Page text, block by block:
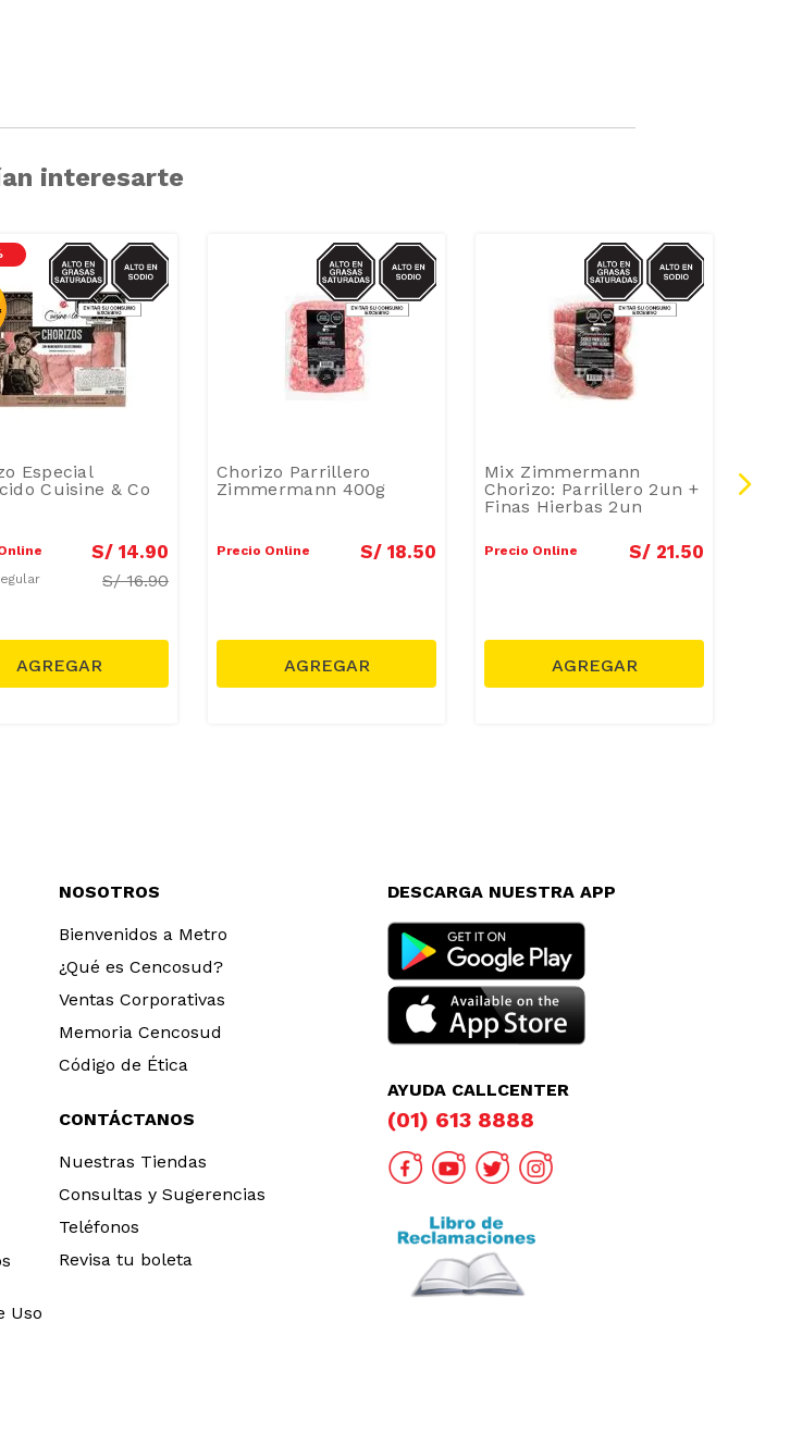
interesarte
SODIO/GRASAS-
SAT
Especial
Cuisine & Co
S/ 14.90
S/16.90
SODIO/GRASAS-
SAT
Chorizo Parrillero
Zimmermann 400g
Precio Online S/ 18.50
SODIO/GRASAS-
SAT
Mix Zimmermann
Chorizo: Parrillero 2un +
Finas Hierbas 2un
Precio Online S/ 21.50
Uso
NOSOTROS
Bienvenidos a Metro
¿Qué es Cencosud?
Ventas Corporativas
Memoria Cencosud
Código de Ética
CONTÁCTANOS
Nuestras Tiendas
Consultas y Sugerencias
Teléfonos
Revisa tu boleta
DESCARGA NUESTRA APP
AYUDA CALLCENTER
(01) 613 8888